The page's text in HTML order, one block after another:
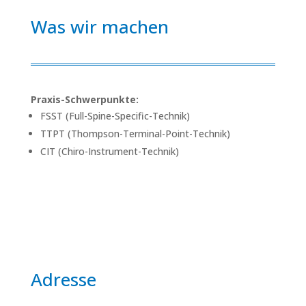
Was wir machen
Praxis-Schwerpunkte:
FSST (Full-Spine-Specific-Technik)
TTPT (Thompson-Terminal-Point-Technik)
CIT (Chiro-Instrument-Technik)
Adresse